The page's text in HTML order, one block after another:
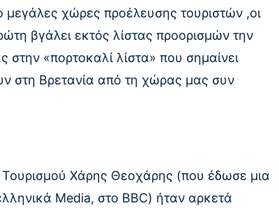
μεγάλες χώρες προέλευσης τουριστών ,οι
βγάλει εκτός λίστας προορισμών την
«πορτοκαλί λίστα» που σημαίνει
στη Βρετανία από τη χώρας μας συν
Χάρης Θεοχάρης (που έδωσε μια
Media, στο BBC) ήταν αρκετά